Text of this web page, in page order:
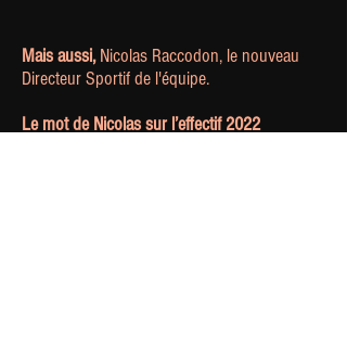
Mais aussi,Nicolas Raccodon, le nouveau
Directeur Sportif de l'équipe.
Le mot de Nicolas sur l’effectif 2022